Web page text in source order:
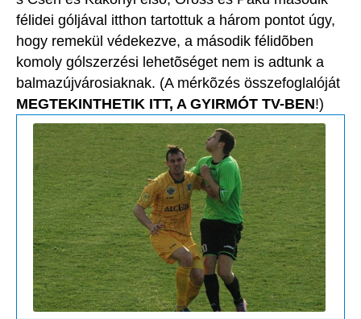
félidei góljával itthon tartottuk a három pontot úgy,
hogy remekül védekezve, a második félidõben
komoly gólszerzési lehetõséget nem is adtunk a
balmazújvárosiaknak. (A mérkõzés összefoglalóját
MEGTEKINTHETIK ITT, A GYIRMÓT TV-BEN!)